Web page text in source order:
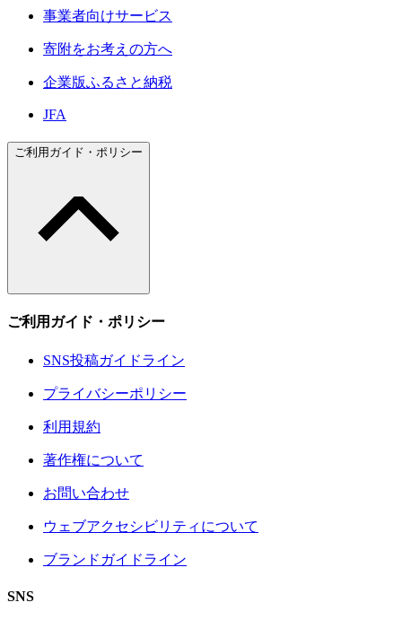
事業者向けサービス
寄附をお考えの方へ
企業版ふるさと納税
JFA
ご利用ガイド・ポリシー
ご利用ガイド・ポリシー
SNS投稿ガイドライン
プライバシーポリシー
利用規約
著作権について
お問い合わせ
ウェブアクセシビリティについて
ブランドガイドライン
SNS